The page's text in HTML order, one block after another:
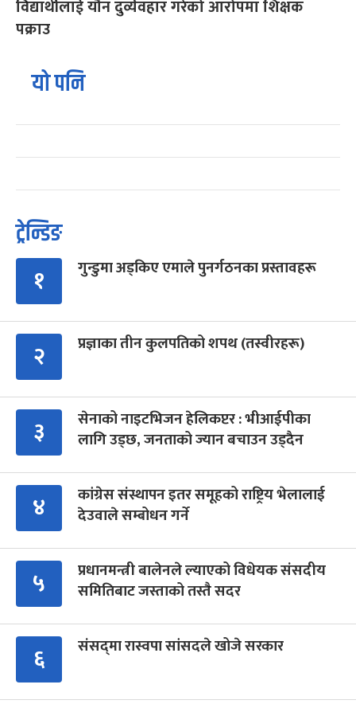
विद्यार्थीलाई यौन दुर्व्यवहार गरेको आरोपमा शिक्षक
पक्राउ
यो पनि
ट्रेन्डिङ
१ गुन्डुमा अड्किए एमाले पुनर्गठनका प्रस्तावहरू
२ प्रज्ञाका तीन कुलपतिको शपथ (तस्वीरहरू)
३
सेनाको नाइटभिजन हेलिकप्टर : भीआईपीका
लागि उड्छ, जनताको ज्यान बचाउन उड्दैन
४
कांग्रेस संस्थापन इतर समूहको राष्ट्रिय भेलालाई
देउवाले सम्बोधन गर्ने
५
प्रधानमन्त्री बालेनले ल्याएको विधेयक संसदीय
समितिबाट जस्ताको तस्तै सदर
६ संसद्‍मा रास्वपा सांसदले खोजे सरकार